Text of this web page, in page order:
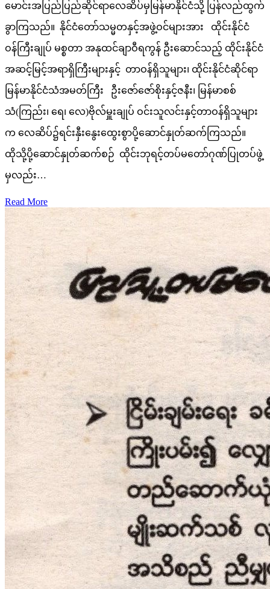
မောင်းအပြည်ပြည်ဆိုင်ရာလေဆိပ်မှမြန်မာနိုင်ငံသို့ ပြန်လည်ထွက်
ခွာကြသည်။ နိုင်ငံတော်သမ္မတနှင့်အဖွဲ့ဝင်များအား ထိုင်းနိုင်ငံ
ဝန်ကြီးချုပ် မစ္စတာ အနုထင်ချာဝီရကွန် ဦးဆောင်သည့် ထိုင်းနိုင်ငံ
အဆင့်မြင့်အရာရှိကြီးများနှင့် တာဝန်ရှိသူများ၊ ထိုင်းနိုင်ငံဆိုင်ရာ
မြန်မာနိုင်ငံသံအမတ်ကြီး ဦးဇော်ဇော်စိုးနှင့်ဇနီး၊ မြန်မာစစ်
သံ(ကြည်း၊ ရေ၊ လေ)ဗိုလ်မှူးချုပ် ဝင်းသူလင်းနှင့်တာဝန်ရှိသူများ
က လေဆိပ်၌ရင်းနှီးနွေးထွေးစွာပို့ဆောင်နှုတ်ဆက်ကြသည်။
ထိုသို့ပို့ဆောင်နှုတ်ဆက်စဉ် ထိုင်းဘုရင့်တပ်မတော်ဂုဏ်ပြုတပ်ဖွဲ့
မှလည်း…
Read More